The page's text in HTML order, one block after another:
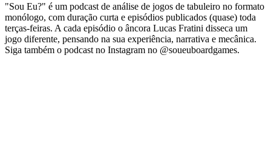
"Sou Eu?" é um podcast de análise de jogos de tabuleiro no formato
monólogo, com duração curta e episódios publicados (quase) toda
terças-feiras. A cada episódio o âncora Lucas Fratini disseca um
jogo diferente, pensando na sua experiência, narrativa e mecânica.
Siga também o podcast no Instagram no @soueuboardgames.